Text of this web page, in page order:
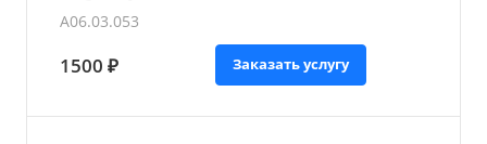
A06.03.053
1500 ₽ Заказать услугу